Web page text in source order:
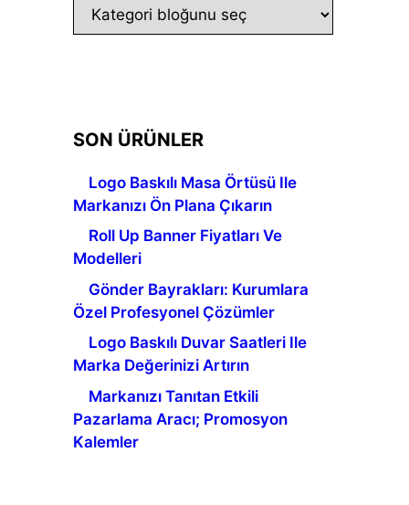
SON ÜRÜNLER
Logo Baskılı Masa Örtüsü Ile
Markanızı Ön Plana Çıkarın
Roll Up Banner Fiyatları Ve
Modelleri
Gönder Bayrakları: Kurumlara
Özel Profesyonel Çözümler
Logo Baskılı Duvar Saatleri Ile
Marka Değerinizi Artırın
Markanızı Tanıtan Etkili
Pazarlama Aracı; Promosyon
Kalemler